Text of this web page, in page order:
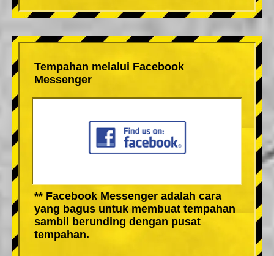
Tempahan melalui Facebook
Messenger
** Facebook Messenger adalah cara
yang bagus untuk membuat tempahan
sambil berunding dengan pusat
tempahan.